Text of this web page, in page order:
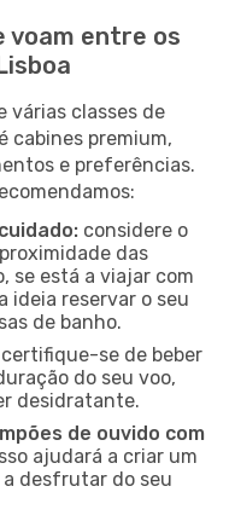
voam entre os
várias classes de
cabines premium,
e preferências.
considere o
das
se está a viajar com
ideia reservar o seu
de banho.
certifique-se de beber
do seu voo,
desidratante.
de ouvido com
ajudará a criar um
desfrutar do seu